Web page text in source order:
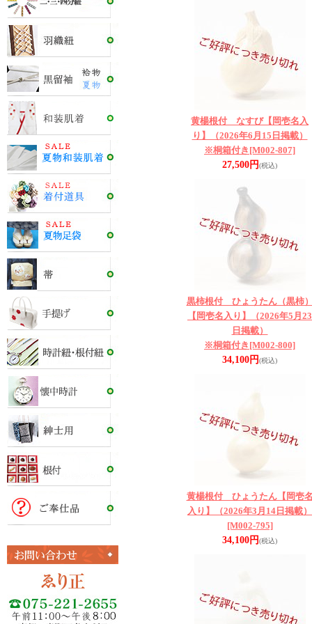
黄楊根付 なすび【岡壱名入
り】（2026年6月15日掲載）
※桐箱付き [M002-807]
27,500円(税込)
黒柿根付 ひょうたん（黒柿
【岡壱名入り】（2026年5月23
日掲載）
※桐箱付き [M002-800]
34,100円(税込)
黄楊根付 ひょうたん【岡壱
入り】（2026年3月14日掲載）
[M002-795]
34,100円(税込)